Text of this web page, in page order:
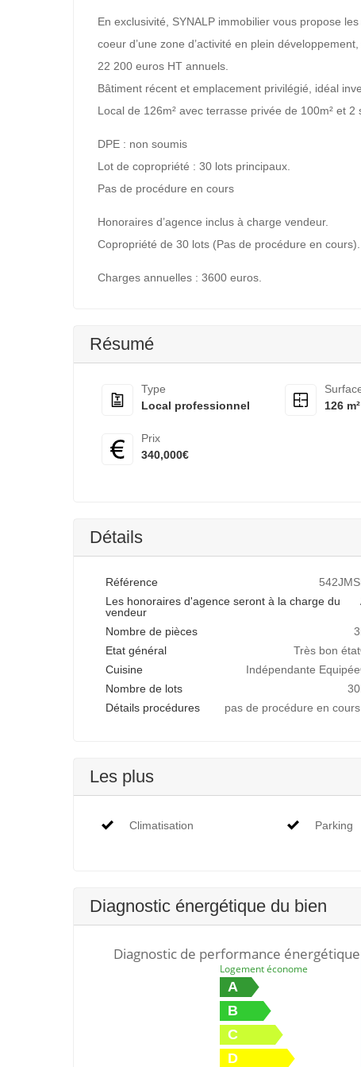
En exclusivité, SYNALP immobilier vous propose
coeur d’une zone d’activité en plein
22 200 euros HT annuels.
Bâtiment récent et emplacement privilégié, idéal
Local de 126m² avec terrasse privée de 100m² et 2
DPE : non soumis
Lot de copropriété : 30 lots principaux.
Pas de procédure en cours
Honoraires d’agence inclus à charge vendeur.
Copropriété de 30 lots (Pas de procédure en cours).
Charges annuelles : 3600 euros.
Résumé
Type
Local professionnel
126 m²
Prix
340,000€
Détails
Référence 542JMS
Les honoraires d'agence seront à la charge du
vendeur
Nombre de pièces 3
Etat général
Très bon état
Cuisine
Indépendante Equipée
Nombre de lots
30
Détails procédures
pas de procédure en cours
Les plus
Climatisation Parking
Diagnostic énergétique du bien
Diagnostic de performance énergétique
Logement économe
A
B
C
D